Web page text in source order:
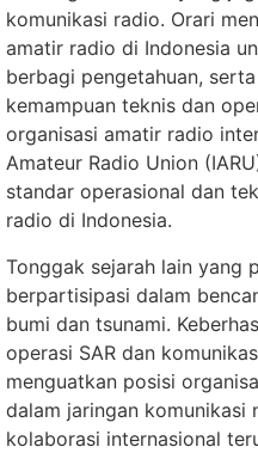
komunikasi radio. Orari
amatir radio di Indonesia
berbagi pengetahuan,
kemampuan teknis dan
organisasi amatir radio
Amateur Radio Union
standar operasional dan
radio di Indonesia.
Tonggak sejarah lain yang
berpartisipasi dalam
bumi dan tsunami.
operasi SAR dan
menguatkan posisi
dalam jaringan komunikasi
kolaborasi internasional